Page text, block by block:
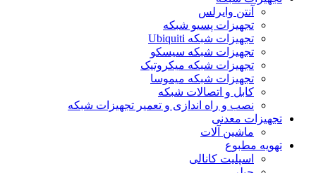
آنتن وایرلس
تجهیزات پسیو شبکه
تجهیزات شبکه Ubiquiti
تجهیزات شبکه سیسکو
تجهیزات شبکه میکروتیک
تجهیزات شبکه میموسا
کابل و اتصالات شبکه
نصب و راه اندازی و تعمیر تجهیزات شبکه
تجهیزات معدنی
ماشین آلات
تهویه مطبوع
اسپلیت کانالی